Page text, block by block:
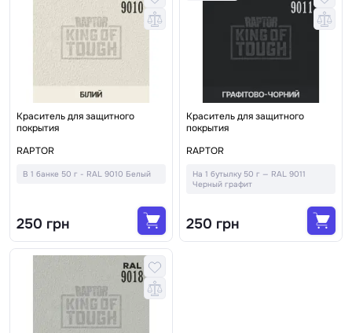
Краситель для защитного
покрытия
RAPTOR
В 1 банке 50 г - RAL 9010 Белый
250 грн
Краситель для защитного
покрытия
RAPTOR
На 1 бутылку 50 г — RAL 9011
Черный графит
250 грн